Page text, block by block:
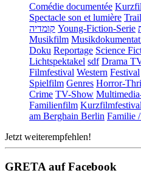
Comédie documentée
Spectacle son et lumière
קומדיה Young-Fiction-Serie
Musikfilm
Doku Reportage Science
Lichtspektakel sdf Drama
Filmfestival Western Festival
Spielfilm Genres Horror-
Crime TV-Show
Familienfilm Kurzfilmfestival
am Berghain Berlin Familie
Jetzt weiterempfehlen!
GRETA auf Facebook